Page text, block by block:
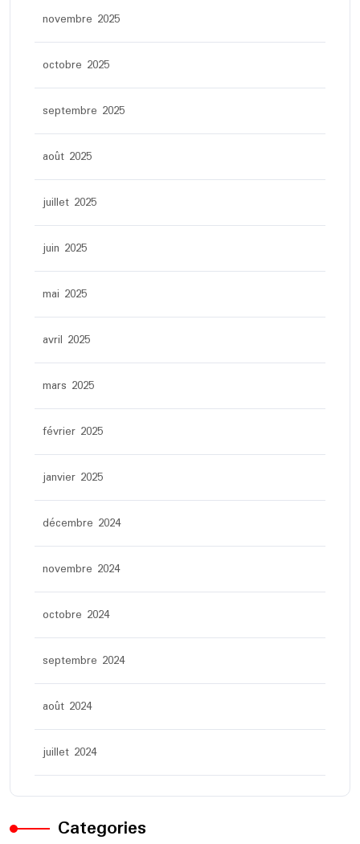
novembre 2025
octobre 2025
septembre 2025
août 2025
juillet 2025
juin 2025
mai 2025
avril 2025
mars 2025
février 2025
janvier 2025
décembre 2024
novembre 2024
octobre 2024
septembre 2024
août 2024
juillet 2024
Categories